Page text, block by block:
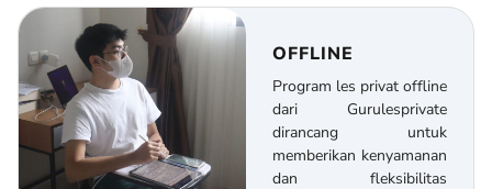
OFFLINE
Program les privat offline
dari Gurulesprivate
dirancang untuk
memberikan kenyamanan
dan fleksibilitas